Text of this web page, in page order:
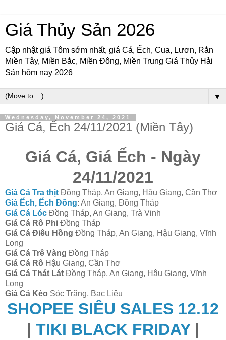
Giá Thủy Sản 2026
Cập nhật giá Tôm sớm nhất, giá Cá, Ếch, Cua, Lươn, Rắn
Miền Tây, Miền Bắc, Miền Đông, Miền Trung Giá Thủy Hải
Sản hôm nay 2026
▼
Wednesday, November 24, 2021
Giá Cá, Ếch 24/11/2021 (Miền Tây)
Giá Cá, Giá Ếch - Ngày
24/11/2021
Giá Cá Tra thịt Đồng Tháp, An Giang, Hậu Giang, Cần Thơ
Giá Ếch, Ếch Đồng: An Giang, Đồng Tháp
Giá Cá Lóc Đồng Tháp, An Giang, Trà Vinh
Giá Cá Rô Phi Đồng Tháp
Giá Cá Điêu Hồng Đồng Tháp, An Giang, Hậu Giang, Vĩnh
Long
Giá Cá Trê Vàng Đồng Tháp
Giá Cá Rô Hậu Giang, Cần Thơ
Giá Cá Thát Lát Đồng Tháp, An Giang, Hậu Giang, Vĩnh
Long
Giá Cá Kèo Sóc Trăng, Bạc Liêu
SHOPEE SIÊU SALES 12.12
| TIKI BLACK FRIDAY|